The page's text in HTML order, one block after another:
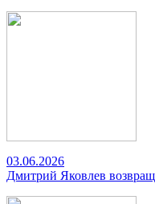
03.06.2026
Дмитрий Яковлев